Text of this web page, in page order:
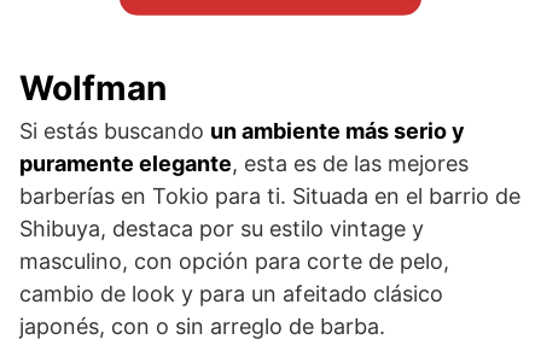
Wolfman
Si estás buscando un ambiente más serio y
puramente elegante, esta es de las mejores
barberías en Tokio para ti. Situada en el barrio de
Shibuya, destaca por su estilo vintage y
masculino, con opción para corte de pelo,
cambio de look y para un afeitado clásico
japonés, con o sin arreglo de barba.